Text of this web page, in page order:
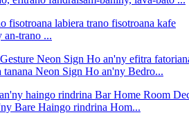
an-trano ...
Neon Sign Ho an'ny Bedro...
Bare Haingo rindrina Hom...